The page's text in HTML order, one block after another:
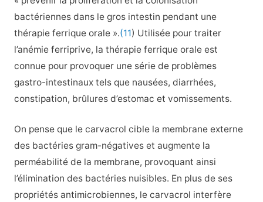
bactériennes dans le gros intestin pendant une
thérapie ferrique orale ».(11) Utilisée pour traiter
l’anémie ferriprive, la thérapie ferrique orale est
connue pour provoquer une série de problèmes
gastro-intestinaux tels que nausées, diarrhées,
constipation, brûlures d’estomac et vomissements.
On pense que le carvacrol cible la membrane externe
des bactéries gram-négatives et augmente la
perméabilité de la membrane, provoquant ainsi
l’élimination des bactéries nuisibles. En plus de ses
propriétés antimicrobiennes, le carvacrol interfère